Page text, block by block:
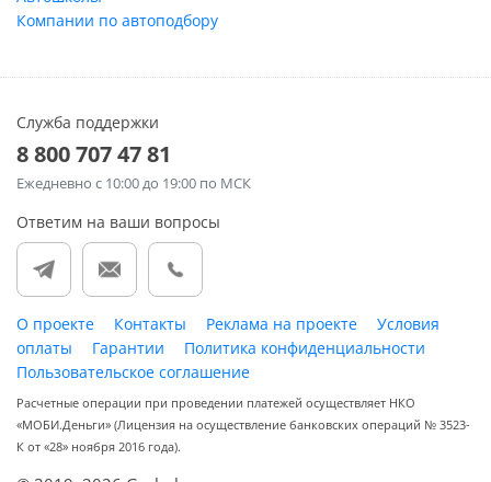
Компании по автоподбору
Служба поддержки
8 800 707 47 81
Ежедневно с 10:00 до 19:00 по МСК
Ответим на ваши вопросы
О проекте Контакты Реклама на проекте
Условия
оплаты
Гарантии
Политика конфиденциальности
Пользовательское соглашение
Расчетные операции при проведении платежей осуществляет НКО
«МОБИ.Деньги» (Лицензия на осуществление банковских операций № 3523-
К от «28» ноября 2016 года).